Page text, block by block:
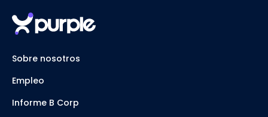
Sobre nosotros
Empleo
Informe B Corp